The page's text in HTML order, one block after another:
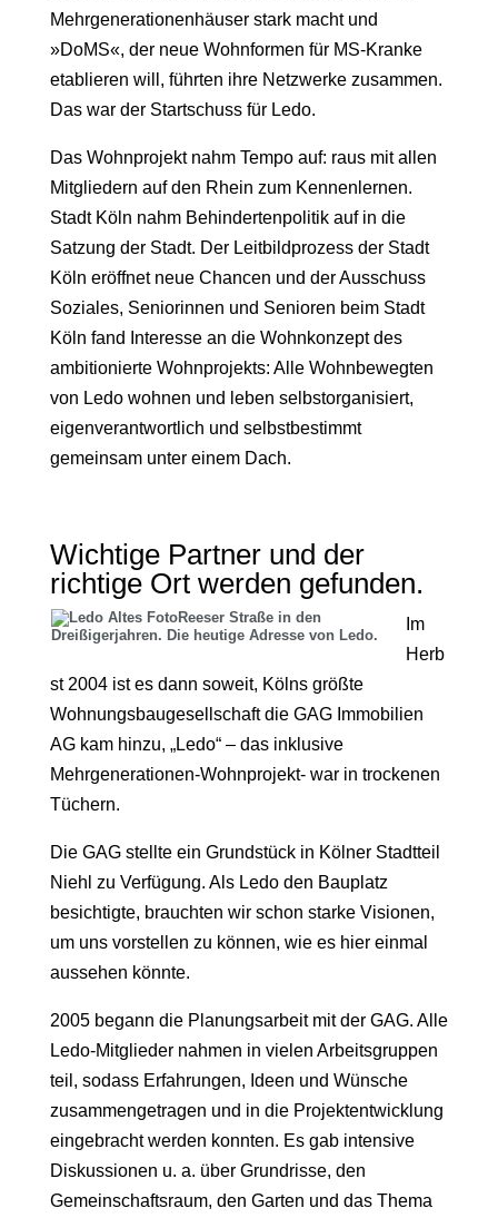
Mehrgenerationenhäuser stark macht und
»DoMS«, der neue Wohnformen für MS-Kranke
etablieren will, führten ihre Netzwerke zusammen.
Das war der Startschuss für Ledo.
Das Wohnprojekt nahm Tempo auf: raus mit allen
Mitgliedern auf den Rhein zum Kennenlernen.
Stadt Köln nahm Behindertenpolitik auf in die
Satzung der Stadt. Der Leitbildprozess der Stadt
Köln eröffnet neue Chancen und der Ausschuss
Soziales, Seniorinnen und Senioren beim Stadt
Köln fand Interesse an die Wohnkonzept des
ambitionierte Wohnprojekts: Alle Wohnbewegten
von Ledo wohnen und leben selbstorganisiert,
eigenverantwortlich und selbstbestimmt
gemeinsam unter einem Dach.
Wichtige Partner und der
richtige Ort werden gefunden.
Reeser Straße in den
Dreißigerjahren. Die heutige Adresse von Ledo.
Im
Herb
st 2004 ist es dann soweit, Kölns größte
Wohnungsbaugesellschaft die GAG Immobilien
AG kam hinzu, „Ledo“ – das inklusive
Mehrgenerationen-Wohnprojekt- war in trockenen
Tüchern.
Die GAG stellte ein Grundstück in Kölner Stadtteil
Niehl zu Verfügung. Als Ledo den Bauplatz
besichtigte, brauchten wir schon starke Visionen,
um uns vorstellen zu können, wie es hier einmal
aussehen könnte.
2005 begann die Planungsarbeit mit der GAG. Alle
Ledo-Mitglieder nahmen in vielen Arbeitsgruppen
teil, sodass Erfahrungen, Ideen und Wünsche
zusammengetragen und in die Projektentwicklung
eingebracht werden konnten. Es gab intensive
Diskussionen u. a. über Grundrisse, den
Gemeinschaftsraum, den Garten und das Thema